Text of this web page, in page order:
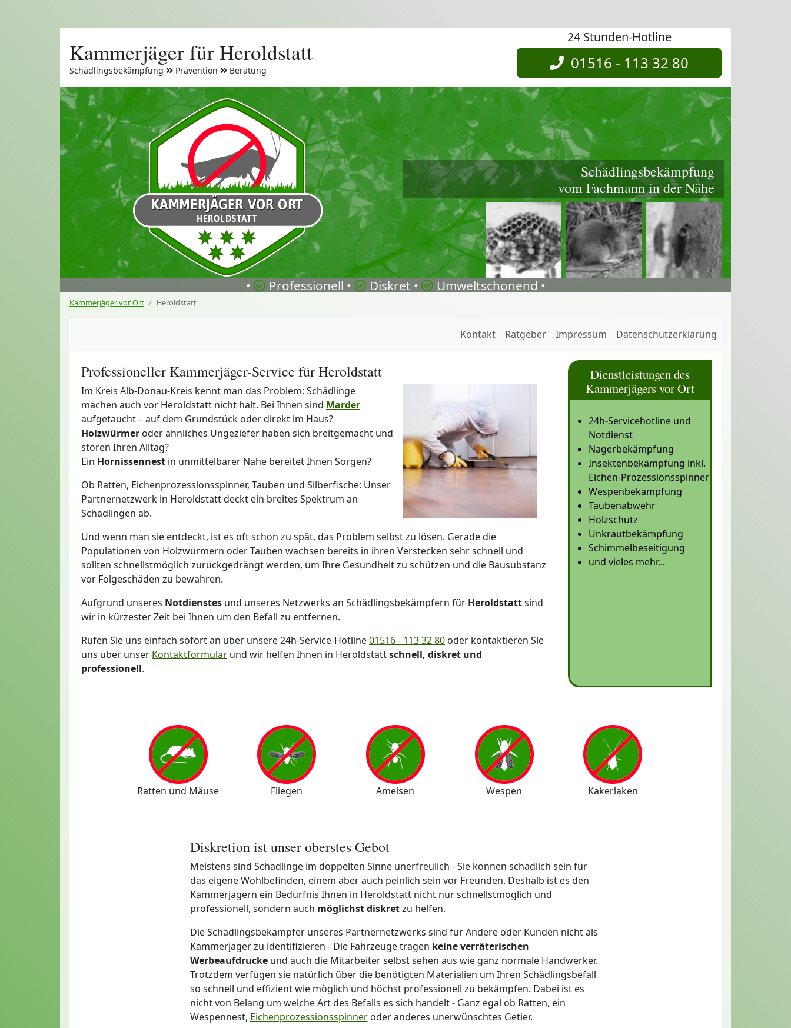
Kammerjäger für Heroldstatt
Schädlingsbekämpfung Prävention Beratung
24 Stunden-Hotline
01516 - 113 32 80
Schädlingsbekämpfung
vom Fachmann in der Nähe
• Professionell • Diskret • Umweltschonend •
Kammerjäger vor Ort Heroldstatt
Kontakt Ratgeber Impressum Datenschutzerklärung
Professioneller Kammerjäger-Service für Heroldstatt
Im Kreis Alb-Donau-Kreis kennt man das Problem: Schädlinge
machen auch vor Heroldstatt nicht halt. Bei Ihnen sind Marder
aufgetaucht – auf dem Grundstück oder direkt im Haus?
Holzwürmer oder ähnliches Ungeziefer haben sich breitgemacht und
stören Ihren Alltag?
Ein Hornissennest in unmittelbarer Nähe bereitet Ihnen Sorgen?
Ob Ratten, Eichenprozessionsspinner, Tauben und Silberfische: Unser
Partnernetzwerk in Heroldstatt deckt ein breites Spektrum an
Schädlingen ab.
Und wenn man sie entdeckt, ist es oft schon zu spät, das Problem selbst zu lösen. Gerade die
Populationen von Holzwürmern oder Tauben wachsen bereits in ihren Verstecken sehr schnell und
sollten schnellstmöglich zurückgedrängt werden, um Ihre Gesundheit zu schützen und die Bausubstanz
vor Folgeschäden zu bewahren.
Aufgrund unseres Notdienstes und unseres Netzwerks an Schädlingsbekämpfern für Heroldstattsind
wir in kürzester Zeit bei Ihnen um den Befall zu entfernen.
Rufen Sie uns einfach sofort an über unsere 24h-Service-Hotline01516 - 113 32 80 oder kontaktieren Sie
uns über unser Kontaktformular und wir helfen Ihnen in Heroldstattschnell, diskret und
professionell.
Dienstleistungen des
Kammerjägers vor Ort
24h-Servicehotline und
Notdienst
Nagerbekämpfung
Insektenbekämpfung inkl.
Eichen-Prozessionsspinner
Wespenbekämpfung
Taubenabwehr
Holzschutz
Unkrautbekämpfung
Schimmelbeseitigung
und vieles mehr...
Ratten und Mäuse Fliegen Ameisen Wespen Kakerlaken
Diskretion ist unser oberstes Gebot
Meistens sind Schädlinge im doppelten Sinne unerfreulich - Sie können schädlich sein für
das eigene Wohlbefinden, einem aber auch peinlich sein vor Freunden. Deshalb ist es den
Kammerjägern ein Bedürfnis Ihnen in Heroldstatt nicht nur schnellstmöglich und
professionell, sondern auch möglichst diskretzu helfen.
Die Schädlingsbekämpfer unseres Partnernetzwerks sind für Andere oder Kunden nicht als
Kammerjäger zu identifizieren - Die Fahrzeuge tragen keine verräterischen
Werbeaufdruckeund auch die Mitarbeiter selbst sehen aus wie ganz normale Handwerker.
Trotzdem verfügen sie natürlich über die benötigten Materialien um Ihren Schädlingsbefall
so schnell und effizient wie möglich und höchst professionell zu bekämpfen. Dabei ist es
nicht von Belang um welche Art des Befalls es sich handelt - Ganz egal ob Ratten, ein
Wespennest, Eichenprozessionsspinneroder anderes unerwünschtes Getier.